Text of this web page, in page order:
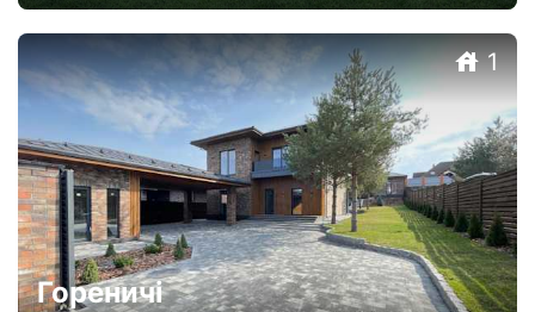
Гореничі
1